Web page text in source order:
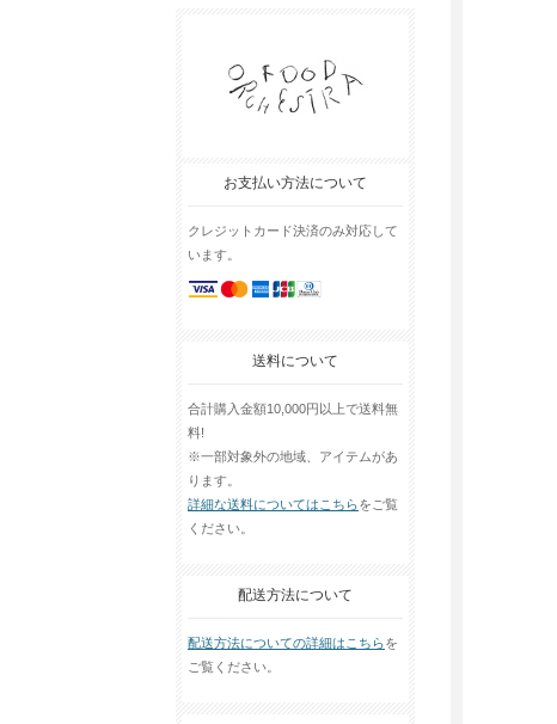
お支払い方法について
クレジットカード決済のみ対応して
います。
送料について
合計購入金額10,000円以上で送料無
料!
※一部対象外の地域、アイテムがあ
ります。
詳細な送料についてはこちらをご覧
ください。
配送方法について
配送方法についての詳細はこちらを
ご覧ください。